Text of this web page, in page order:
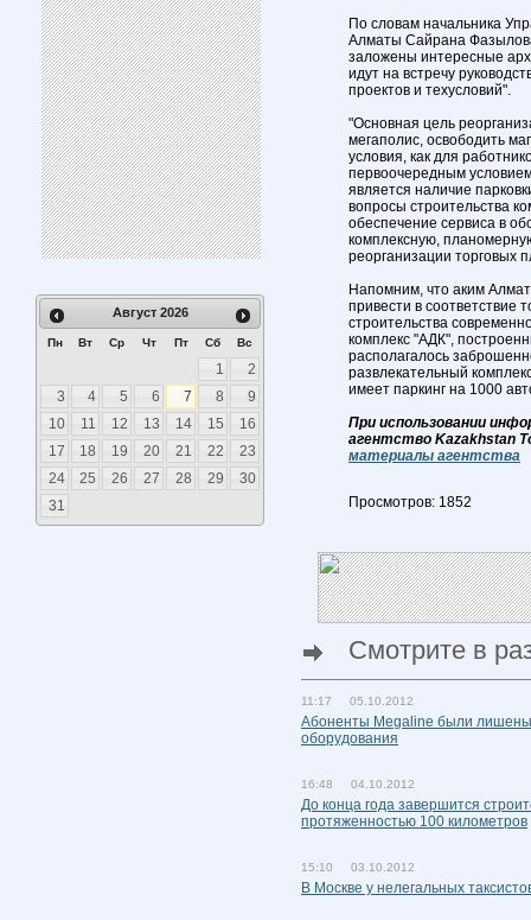
Август 2026
Пн Вт Ср Чт Пт Сб Вс
1
2
3
4 5 6 7 8
9
10
11 12 13 14 15
16
17
18 19 20 21 22
23
24
25 26 27 28 29
30
31
По словам начальника
Алматы Сайрана
заложены интересные
идут на встречу
проектов и техусловий".
"Основная цель
мегаполис, освободить
условия, как для
первоочередным
является наличие
вопросы строительства
обеспечение сервиса в
комплексную,
реорганизации торговых
Напомним, что аким
привести в соответствие
строительства
комплекс "АДК",
располагалось
развлекательный
имеет паркинг на 1000
При использовании
агентство Kazakhstan
материалы агентства
Просмотров: 1852
Смотрите в
11:17 05.10.2012
Абоненты Megaline были лишены
оборудования
16:48 04.10.2012
До конца года завершится
протяженностью 100 километров
15:10 03.10.2012
В Москве у нелегальных